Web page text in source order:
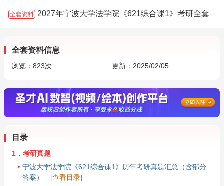
全套资料 2027年宁波大学法学院《621综合课1》考研全套
全套资料信息
浏览： 823次 更新：2025/02/05
目录
1．考研真题
宁波大学法学院《621综合课1》历年考研真题汇总（含部分
答案）
[查看目录]